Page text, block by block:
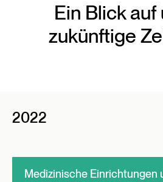
Ein Blick auf
zukünftige
2022
Medizinische Einrichtungen